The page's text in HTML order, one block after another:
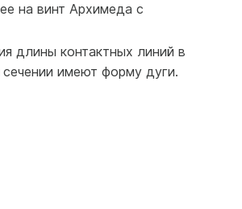
на винт Архимеда с
длины контактных линий в
сечении имеют форму дуги.